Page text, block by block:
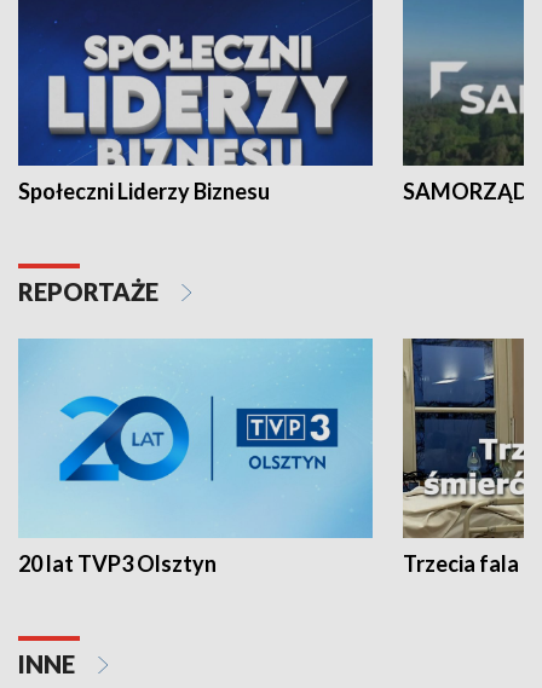
Społeczni Liderzy Biznesu SAMORZĄD
REPORTAŻE
20 lat TVP3 Olsztyn Trzecia fala -
INNE